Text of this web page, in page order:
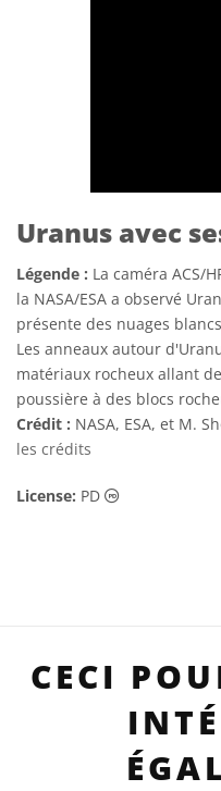
Uranus avec
Légende : La caméra ACS/
la NASA/ESA a observé
présente des nuages
Les anneaux autour
matériaux rocheux allant
poussière à des blocs
Crédit : NASA, ESA, et M.
les crédits
License: PD Domaine
CECI